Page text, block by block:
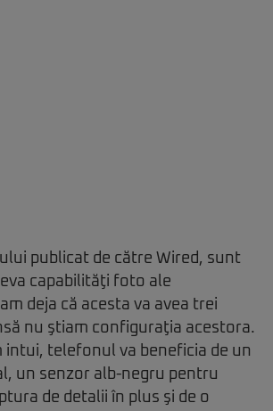
publicat de către Wired, sunt
capabilităţi foto ale
deja că acesta va avea trei
nu ştiam configuraţia acestora.
intui, telefonul va beneficia de un
un senzor alb-negru pentru
de detalii în plus şi de o